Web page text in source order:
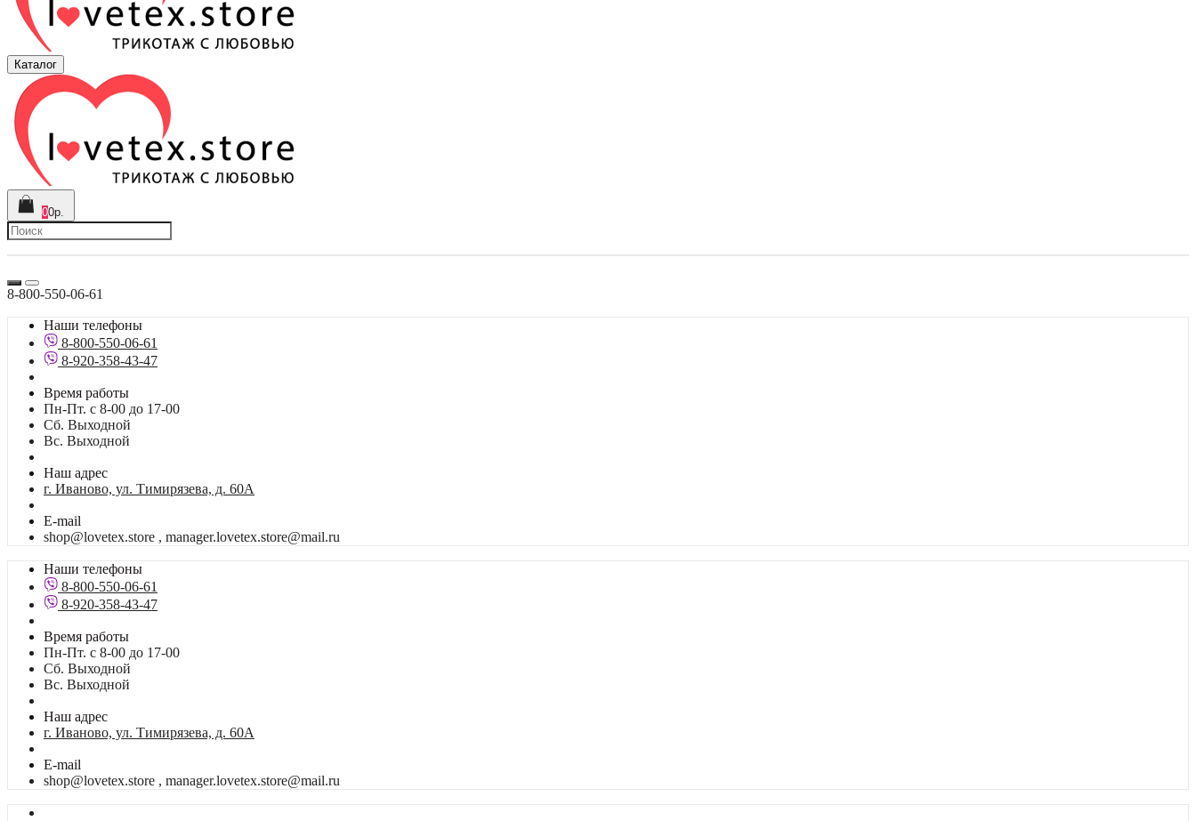
Каталог
00р.
8-800-550-06-61
Наши телефоны
8-800-550-06-61
8-920-358-43-47
Время работы
Пн-Пт. с 8-00 до 17-00
Сб. Выходной
Вс. Выходной
Наш адрес
г. Иваново, ул. Тимирязева, д. 60А
E-mail
shop@lovetex.store , manager.lovetex.store@mail.ru
Наши телефоны
8-800-550-06-61
8-920-358-43-47
Время работы
Пн-Пт. с 8-00 до 17-00
Сб. Выходной
Вс. Выходной
Наш адрес
г. Иваново, ул. Тимирязева, д. 60А
E-mail
shop@lovetex.store , manager.lovetex.store@mail.ru